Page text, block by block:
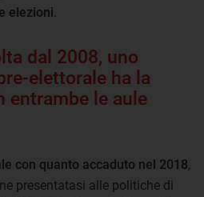
elezioni
dal 2008, uno
elettorale ha la
entrambe le aule
con quanto accaduto nel 2018,
presentatasi alle politiche di